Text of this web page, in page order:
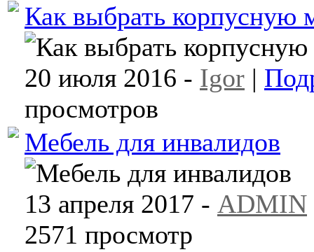
Как выбрать корпусную
20 июля 2016 - Igor |
просмотров
Мебель для инвалидов
13 апреля 2017 - ADMIN
2571 просмотр